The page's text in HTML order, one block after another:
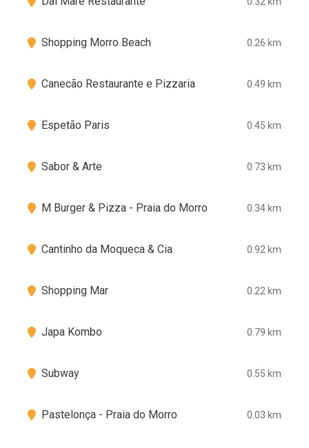
Shopping Morro Beach 0.26 km
Canecão Restaurante e Pizzaria 0.49 km
Espetão Paris 0.45 km
Sabor & Arte 0.73 km
M Burger & Pizza - Praia do Morro 0.34 km
Cantinho da Moqueca & Cia 0.92 km
Shopping Mar 0.22 km
Japa Kombo 0.79 km
Subway 0.55 km
Pastelonça - Praia do Morro 0.03 km